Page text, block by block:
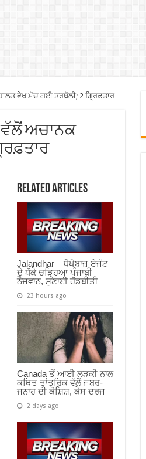
ਵੇਖ ਮੱਚ ਗਈ ਤਰਥੱਲੀ; 2 ਗ੍ਰਿਫ਼ਤਾਰ
ਵੱਲੋਂ ਅਚਾਨਕ
Related Articles
Jalandhar – ਧੋਖੇਬਾਜ਼ ਏਜੰਟ
ਦੇ ਧੱਕੇ ਚੜ੍ਹਿਆ ਪੰਜਾਬੀ
ਨੌਜਵਾਨ, ਸੁਣਾਈ ਹੱਡਬੀਤੀ
23 hours ago
Canada ਤੋਂ ਆਈ ਲੜਕੀ ਨਾਲ
ਕਥਿਤ ਤਾਂਤਰਿਕ ਵੱਲੋਂ ਜਬਰ-
ਜਨਾਹ ਦੀ ਕੋਸ਼ਿਸ਼, ਕੇਸ ਦਰਜ
2 days ago